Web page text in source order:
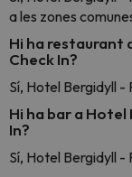
a les zones
Hi ha restaurant
Check In?
Sí, Hotel Bergidyll -
Hi ha bar a Hotel
In?
Sí, Hotel Bergidyll -